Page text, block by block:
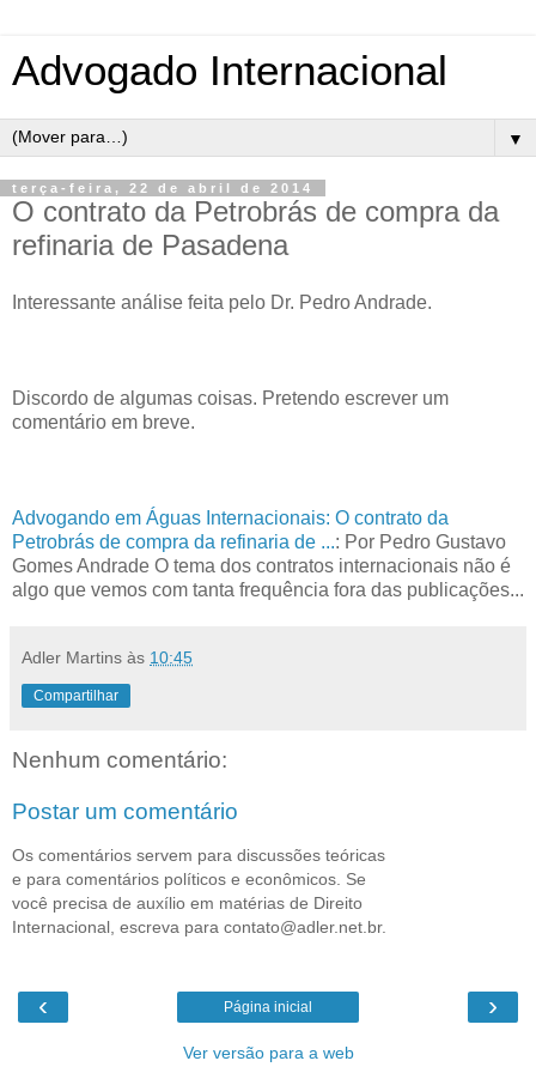
Advogado Internacional
▼
terça-feira, 22 de abril de 2014
O contrato da Petrobrás de compra da
refinaria de Pasadena
Interessante análise feita pelo Dr. Pedro Andrade.
Discordo de algumas coisas. Pretendo escrever um
comentário em breve.
Advogando em Águas Internacionais: O contrato da
Petrobrás de compra da refinaria de ...: Por Pedro Gustavo
Gomes Andrade O tema dos contratos internacionais não é
algo que vemos com tanta frequência fora das publicações...
Adler Martins às 10:45
Compartilhar
Nenhum comentário:
Postar um comentário
Os comentários servem para discussões teóricas
e para comentários políticos e econômicos. Se
você precisa de auxílio em matérias de Direito
Internacional, escreva para contato@adler.net.br.
‹ ›
Página inicial
Ver versão para a web